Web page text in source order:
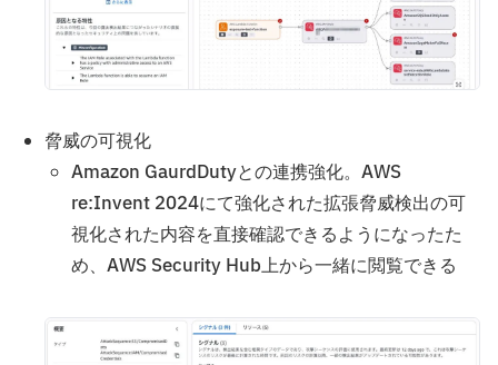
脅威の可視化
Amazon GaurdDutyとの連携強化。AWS
re:Invent 2024にて強化された拡張脅威検出の可
視化された内容を直接確認できるようになったた
め、AWS Security Hub上から一緒に閲覧できる